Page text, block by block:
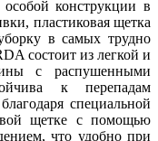
конструкции в
пластиковая щетка
в самых трудно
состоит из легкой и
с распушенными
к перепадам
специальной
щетке с помощью
что удобно при